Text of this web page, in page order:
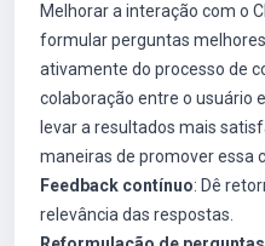
Melhorar a interação com o
formular perguntas
ativamente do processo de
colaboração entre o usuário
levar a resultados mais
maneiras de promover essa
Feedback contínuo: Dê
relevância das respostas.